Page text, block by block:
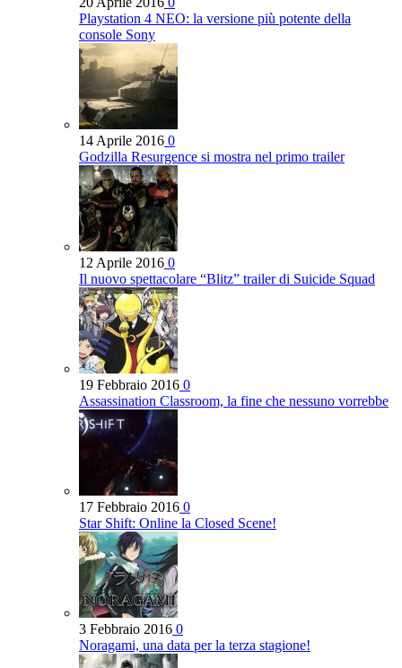
Playstation 4 NEO: la versione più potente della
console Sony
14 Aprile 2016 0
Godzilla Resurgence si mostra nel primo trailer
12 Aprile 2016 0
Il nuovo spettacolare “Blitz” trailer di Suicide Squad
19 Febbraio 2016 0
Assassination Classroom, la fine che nessuno vorrebbe
17 Febbraio 2016 0
Star Shift: Online la Closed Scene!
3 Febbraio 2016 0
Noragami, una data per la terza stagione!